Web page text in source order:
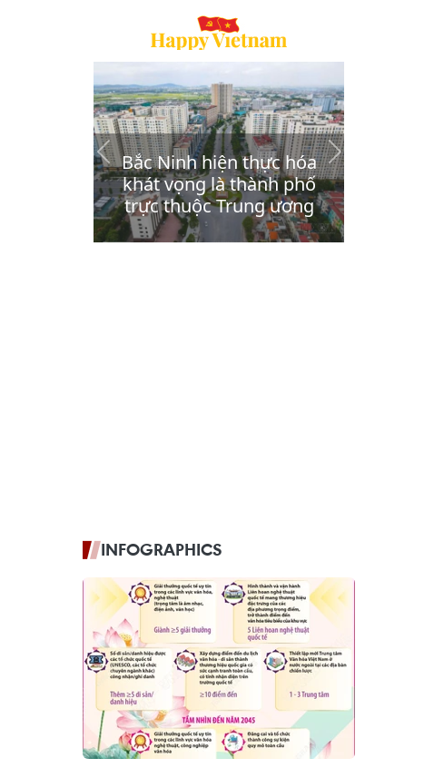
INFOGRAPHICS